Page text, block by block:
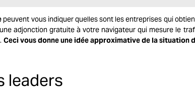
peuvent vous indiquer quelles sont les entreprises qui
adjonction gratuite à votre navigateur qui mesure le
Ceci vous donne une idée approximative de la situation
leaders